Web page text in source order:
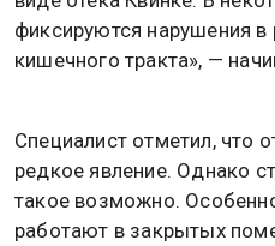
фиксируются нарушения
кишечного тракта», —
Специалист отметил, что
редкое явление. Однако
такое возможно.
работают в закрытых